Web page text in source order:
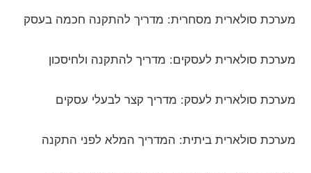
מערכת סולארית מסחרית: מדריך להתקנה חכמה בעסק
מערכת סולארית לעסקים: מדריך להתקנה ולחיסכון
מערכת סולארית לעסק: מדריך קצר לבעלי עסקים
מערכת סולארית ביתית: המדריך המלא לפני התקנה